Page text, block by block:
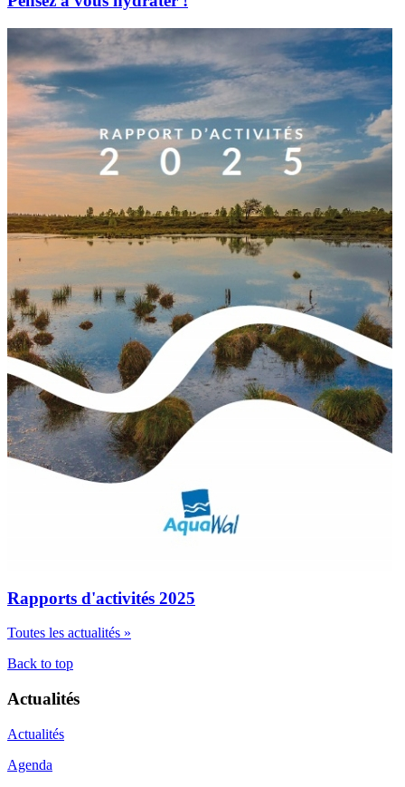
Rapports d'activités 2025
Toutes les actualités »
Back to top
Actualités
Actualités
Agenda